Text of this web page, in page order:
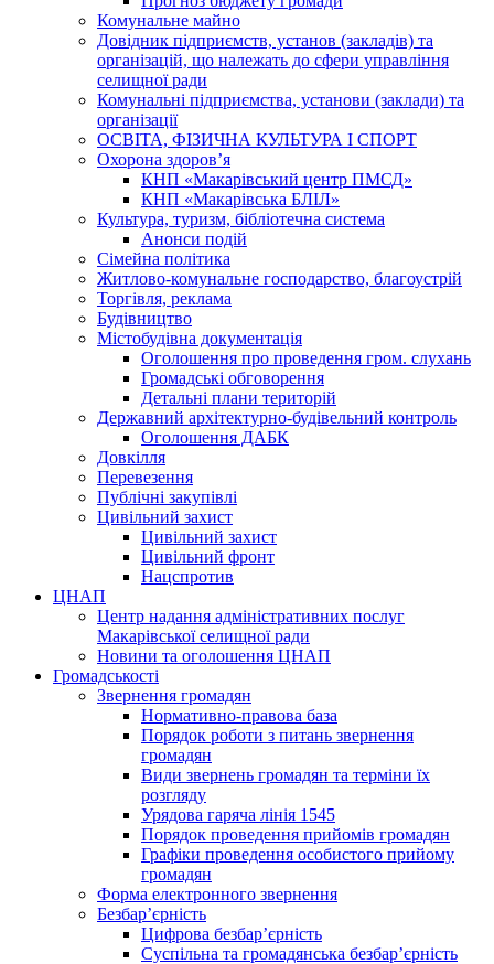
Комунальне майно
Довідник підприємств, установ (закладів) та
організацій, що належать до сфери управління
селищної ради
Комунальні підприємства, установи (заклади) та
організації
ОСВІТА, ФІЗИЧНА КУЛЬТУРА І СПОРТ
Охорона здоров’я
КНП «Макарівський центр ПМСД»
КНП «Макарівська БЛІЛ»
Культура, туризм, бібліотечна система
Анонси подій
Сімейна політика
Житлово-комунальне господарство, благоустрій
Торгівля, реклама
Будівництво
Містобудівна документація
Оголошення про проведення гром. слухань
Громадські обговорення
Детальні плани територій
Державний архітектурно-будівельний контроль
Оголошення ДАБК
Довкілля
Перевезення
Публічні закупівлі
Цивільний захист
Цивільний захист
Цивільний фронт
Нацспротив
ЦНАП
Центр надання адміністративних послуг
Макарівської селищної ради
Новини та оголошення ЦНАП
Громадськості
Звернення громадян
Нормативно-правова база
Порядок роботи з питань звернення
громадян
Види звернень громадян та терміни їх
розгляду
Урядова гаряча лінія 1545
Порядок проведення прийомів громадян
Графіки проведення особистого прийому
громадян
Форма електронного звернення
Безбар’єрність
Цифрова безбар’єрність
Суспільна та громадянська безбар’єрність